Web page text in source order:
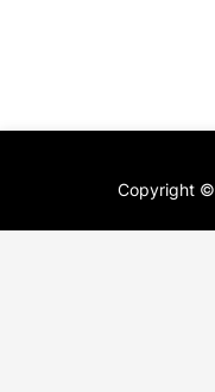
Copyright ©